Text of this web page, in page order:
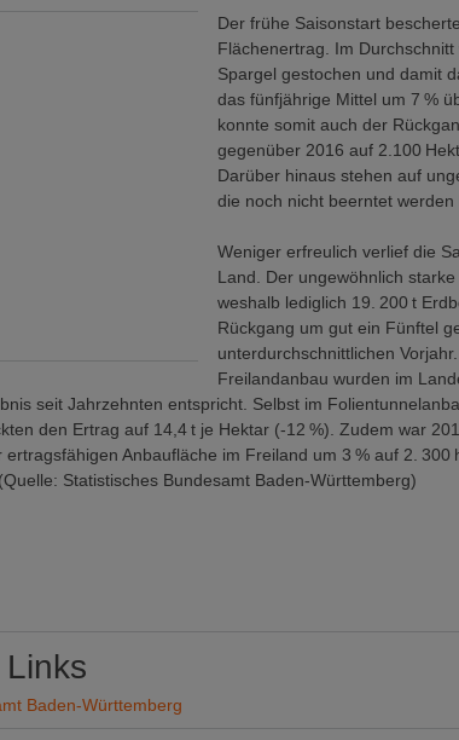
Der frühe Saisonstart
Flächenertrag. Im
Spargel gestochen und damit
das fünfjährige Mittel um 7 %
konnte somit auch der
gegenüber 2016 auf 2.100
Darüber hinaus stehen auf
die noch nicht beerntet werden
Weniger erfreulich verlief die
Land. Der ungewöhnlich
weshalb lediglich 19. 200 t
Rückgang um gut ein Fünftel
unterdurchschnittlichen
Freilandanbau wurden im
seit Jahrzehnten entspricht. Selbst im
den Ertrag auf 14,4 t je Hektar (-12 %). Zudem war
Anbaufläche im Freiland um 3 % auf 2.
Statistisches Bundesamt Baden-Württemberg)
Baden‑Württemberg